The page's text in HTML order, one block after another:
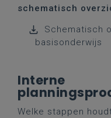
schematisch
Schematisch
basisonderwijs
Interne
Welke stappen